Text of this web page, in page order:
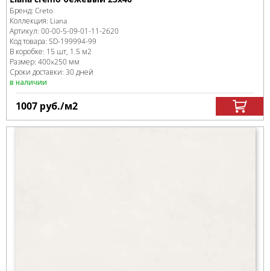
Бренд: Creto
Коллекция: Liana
Артикул: 00-00-5-09-01-11-2620
Код товара: SD-199994-99
В коробке: 15 шт, 1.5 м2
Размер: 400x250 мм
Сроки доставки: 30 дней
в наличии
1007 руб./м2